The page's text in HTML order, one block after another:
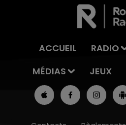
ACCUEIL RADIO
MÉDIAS
JEUX